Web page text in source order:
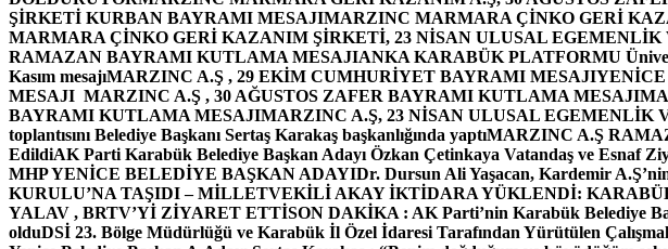
ŞİRKETİ KURBAN BAYRAMI MESAJIMARZINC MARMARA ÇİNKO GERİ
MARMARA ÇİNKO GERİ KAZANIM ŞİRKETİ, 23 NİSAN ULUSAL
RAMAZAN BAYRAMI KUTLAMA MESAJIANKA KARABÜK PLATFORMU
Kasım mesajıMARZINC A.Ş , 29 EKİM CUMHURİYET BAYRAMI MESAJI
MESAJI MARZINC A.Ş , 30 AĞUSTOS ZAFER BAYRAMI KUTLAMA MESAJI
BAYRAMI KUTLAMA MESAJIMARZINC A.Ş, 23 NİSAN ULUSAL
toplantısını Belediye Başkanı Sertaş Karakaş başkanlığında yaptıMARZINC A.Ş
EdildiAK Parti Karabük Belediye Başkan Adayı Özkan Çetinkaya Vatandaş ve Esnaf
MHP YENİCE BELEDİYE BAŞKAN ADAYIDr. Dursun Ali Yaşacan, Kardemir
KURULU’NA TAŞIDI – MİLLETVEKİLİ AKAY İKTİDARA YÜKLENDİ:
YALAV , BRTV’Yİ ZİYARET ETTİSON DAKİKA : AK Parti’nin Karabük Belediye
olduDSİ 23. Bölge Müdürlüğü ve Karabük İl Özel İdaresi Tarafından Yürütülen